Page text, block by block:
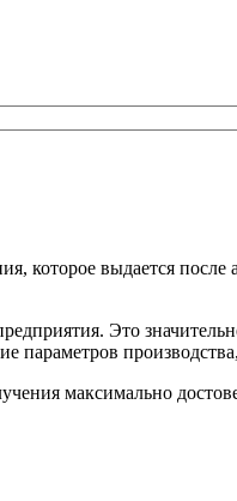
которое выдается после
Это
параметров
максимально